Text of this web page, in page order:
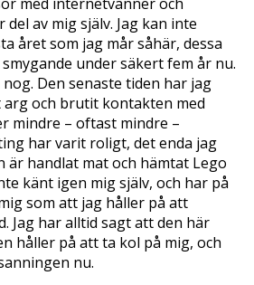
av mig själv. Jag kan inte
året som jag mår såhär, dessa
under säkert fem år nu.
Den senaste tiden har jag
och brutit kontakten med
mindre – oftast mindre –
har varit roligt, det enda jag
handlat mat och hämtat Lego
känt igen mig själv, och har på
som att jag håller på att
Jag har alltid sagt att den här
håller på att ta kol på mig, och
nu.